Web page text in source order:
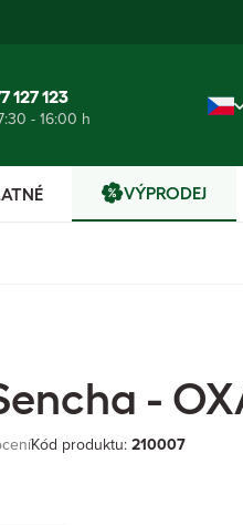
127 123
- 16:00 h
VÝPRODEJ
-
Kód produktu: 210007